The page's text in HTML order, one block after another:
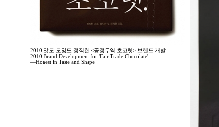
2010 맛도 모양도 정직한 <공정무역 초코렛> 브랜드 개발
2010 Brand Development for 'Fair Trade Chocolate'
—Honest in Taste and Shape